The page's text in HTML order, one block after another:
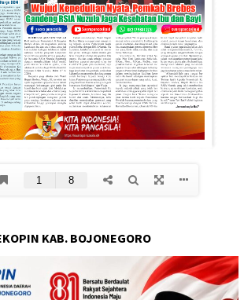
KAB. BOJONEGORO